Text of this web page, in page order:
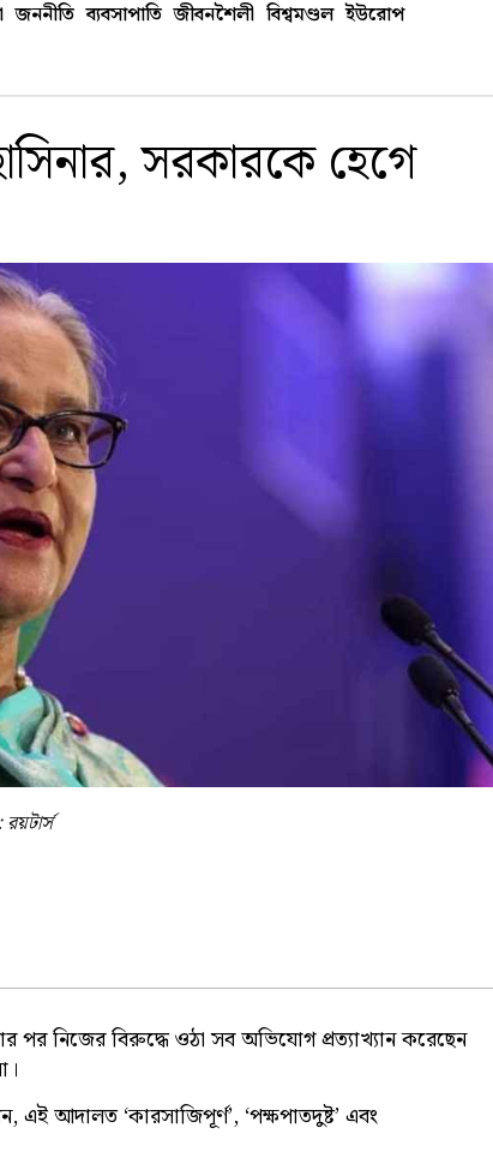
জননীতি ব্যবসাপাতি জীবনশৈলী বিশ্বমণ্ডল ইউরোপ
সরকারকে হেগে
পর নিজের বিরুদ্ধে ওঠা সব অভিযোগ প্রত্যাখ্যান করেছেন
এই আদালত ‘কারসাজিপূর্ণ’, ‘পক্ষপাতদুষ্ট’ এবং